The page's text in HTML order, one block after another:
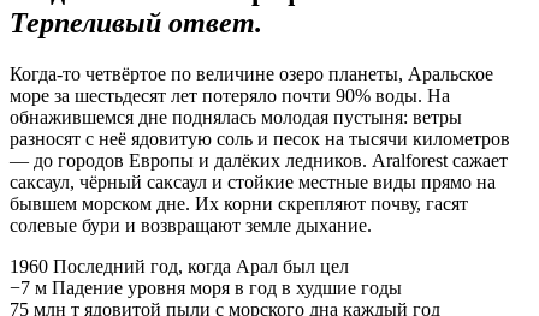
Терпеливый ответ.
Когда-то четвёртое по величине озеро планеты, Аральское
море за шестьдесят лет потеряло почти 90% воды. На
обнажившемся дне поднялась молодая пустыня: ветры
разносят с неё ядовитую соль и песок на тысячи километров
— до городов Европы и далёких ледников. Aralforest сажает
саксаул, чёрный саксаул и стойкие местные виды прямо на
бывшем морском дне. Их корни скрепляют почву, гасят
солевые бури и возвращают земле дыхание.
1960 Последний год, когда Арал был цел
−7 м Падение уровня моря в год в худшие годы
75 млн т ядовитой пыли с морского дна каждый год